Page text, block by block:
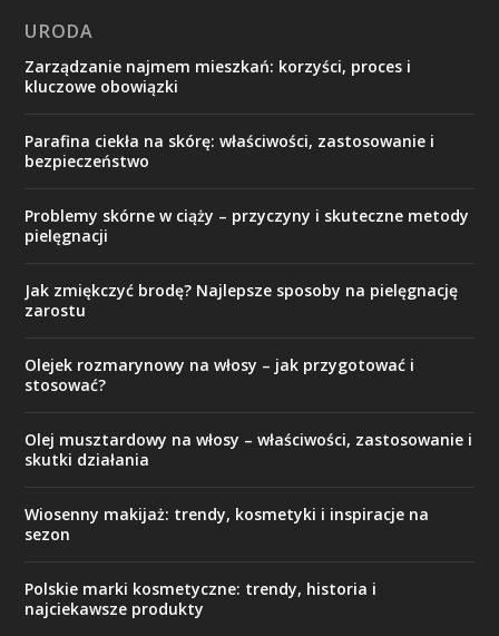
URODA
Zarządzanie najmem mieszkań: korzyści, proces i
kluczowe obowiązki
Parafina ciekła na skórę: właściwości, zastosowanie i
bezpieczeństwo
Problemy skórne w ciąży – przyczyny i skuteczne metody
pielęgnacji
Jak zmiękczyć brodę? Najlepsze sposoby na pielęgnację
zarostu
Olejek rozmarynowy na włosy – jak przygotować i
stosować?
Olej musztardowy na włosy – właściwości, zastosowanie i
skutki działania
Wiosenny makijaż: trendy, kosmetyki i inspiracje na
sezon
Polskie marki kosmetyczne: trendy, historia i
najciekawsze produkty